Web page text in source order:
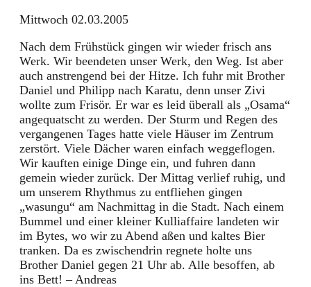
Mittwoch 02.03.2005
Nach dem Frühstück gingen wir wieder frisch ans
Werk. Wir beendeten unser Werk, den Weg. Ist aber
auch anstrengend bei der Hitze. Ich fuhr mit Brother
Daniel und Philipp nach Karatu, denn unser Zivi
wollte zum Frisör. Er war es leid überall als „Osama“
angequatscht zu werden. Der Sturm und Regen des
vergangenen Tages hatte viele Häuser im Zentrum
zerstört. Viele Dächer waren einfach weggeflogen.
Wir kauften einige Dinge ein, und fuhren dann
gemein wieder zurück. Der Mittag verlief ruhig, und
um unserem Rhythmus zu entfliehen gingen
„wasungu“ am Nachmittag in die Stadt. Nach einem
Bummel und einer kleiner Kulliaffaire landeten wir
im Bytes, wo wir zu Abend aßen und kaltes Bier
tranken. Da es zwischendrin regnete holte uns
Brother Daniel gegen 21 Uhr ab. Alle besoffen, ab
ins Bett! – Andreas